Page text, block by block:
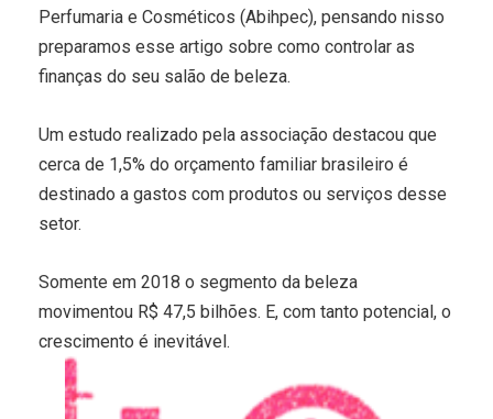
Perfumaria e Cosméticos (Abihpec), pensando nisso
preparamos esse artigo sobre como controlar as
finanças do seu salão de beleza.
Um estudo realizado pela associação destacou que
cerca de 1,5% do orçamento familiar brasileiro é
destinado a gastos com produtos ou serviços desse
setor.
Somente em 2018 o segmento da beleza
movimentou R$ 47,5 bilhões. E, com tanto potencial, o
crescimento é inevitável.